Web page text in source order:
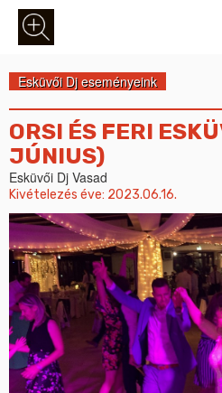
Esküvői Dj eseményeink
ORSI ÉS FERI
JÚNIUS)
Esküvői Dj Vasad
Kivételezés éve: 2023.06.16.